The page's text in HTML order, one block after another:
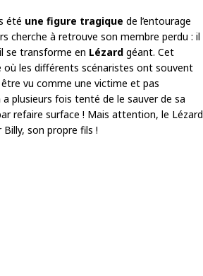
été une figure tragique de l’entourage
cherche à retrouve son membre perdu : il
se transforme en Lézard géant. Cet
où les différents scénaristes ont souvent
vu comme une victime et pas
a plusieurs fois tenté de le sauver de sa
refaire surface ! Mais attention, le Lézard
Billy, son propre fils !